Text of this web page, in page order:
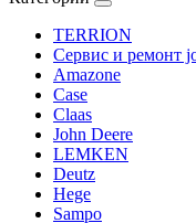
TERRION
Сервис и ремонт
Amazone
Case
Claas
John Deere
LEMKEN
Deutz
Hege
Sampo